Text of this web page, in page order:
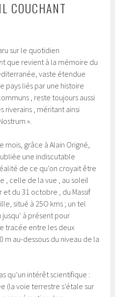
COUCHANT
sur le quotidien
t que revient à la mémoire du
vaste étendue
pays liés par une histoire
, reste toujours aussi
riverains , méritant ainsi
».
mois, grâce à Alain Origné,
une indiscutable
de ce qu’on croyait être
, celle de la vue , au soleil
du 31 octobre , du Massif
situé à 25O kms ; un tel
à présent pour
tracée entre les deux
m au-dessous du niveau de la
qu’un intérêt scientifique :
(la voie terrestre s’étale sur